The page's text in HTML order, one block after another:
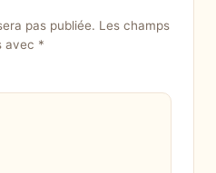
pas publiée. Les champs
avec *